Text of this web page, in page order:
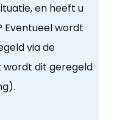
en heeft u
Eventueel wordt
via de
wordt dit geregeld